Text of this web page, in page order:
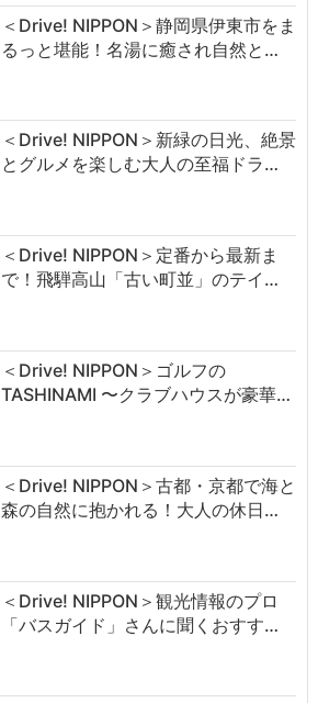
＜Drive! NIPPON＞静岡県伊東市をま
るっと堪能！名湯に癒され自然と…
＜Drive! NIPPON＞新緑の日光、絶景
とグルメを楽しむ大人の至福ドラ…
＜Drive! NIPPON＞定番から最新ま
で！飛騨高山「古い町並」のテイ…
＜Drive! NIPPON＞ゴルフの
TASHINAMI 〜クラブハウスが豪華…
＜Drive! NIPPON＞古都・京都で海と
森の自然に抱かれる！大人の休日…
＜Drive! NIPPON＞観光情報のプロ
「バスガイド」さんに聞くおすす…